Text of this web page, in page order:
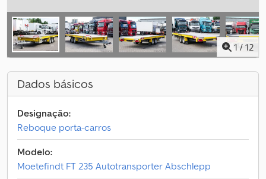
1 / 12
Dados básicos
Designação:
Reboque porta-carros
Modelo:
Moetefindt FT 235 Autotransporter Abschlepp